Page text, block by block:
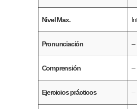
Nivel Max.
Pronunciación –
Comprensión –
Ejercicios prácticos –